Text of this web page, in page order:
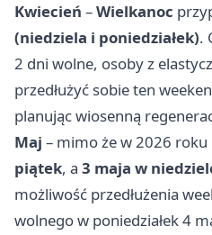
Kwiecień –Wielkanoc
(niedziela i poniedziałek).
2 dni wolne, osoby z
przedłużyć sobie ten
planując wiosenną
Maj – mimo że w 2026 roku
piątek, a 3 maja w
możliwość przedłużenia
wolnego w poniedziałek 4